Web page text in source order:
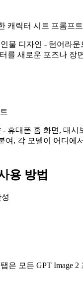
캐릭터 시트 프롬프트
물 디자인 - 턴어라
를 새로운 포즈나
- 휴대폰 홈 화면, 대
여, 각 모델이 어디
용 방법
은 모든 GPT